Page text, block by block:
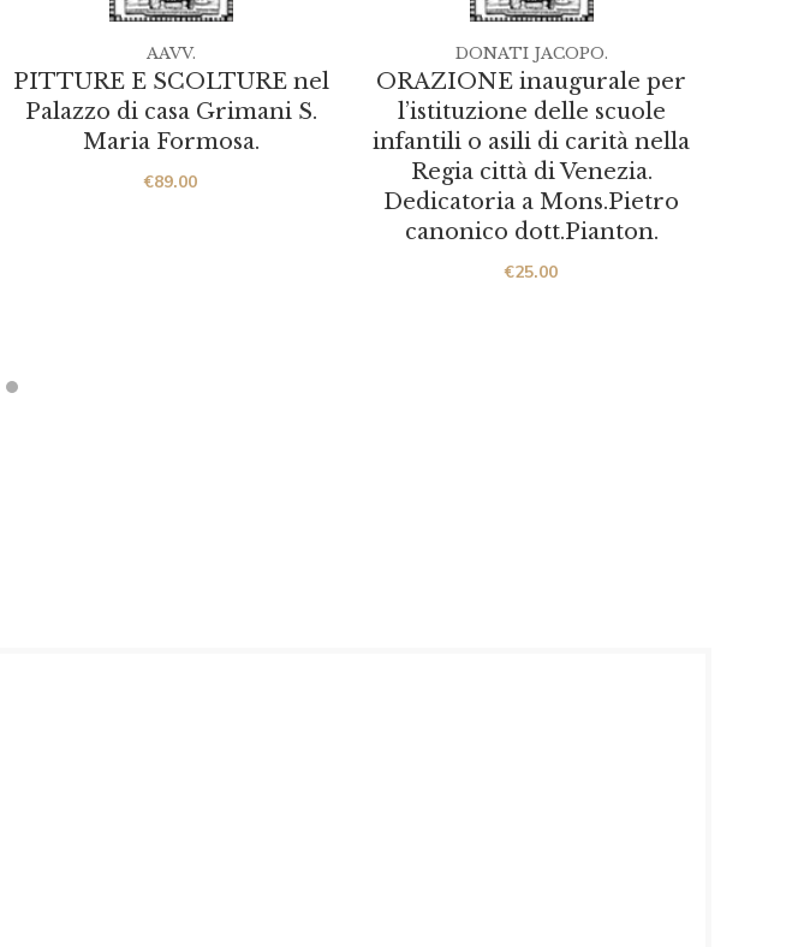
PITTURE E SCOLTURE nel
Palazzo di casa Grimani S.
Maria Formosa.
€89.00
AAVV.
ORAZIONE inaugurale per
l’istituzione delle scuole
infantili o asili di carità nella
Regia città di Venezia.
Dedicatoria a Mons.Pietro
canonico dott.Pianton.
€25.00
DONATI JACOPO.